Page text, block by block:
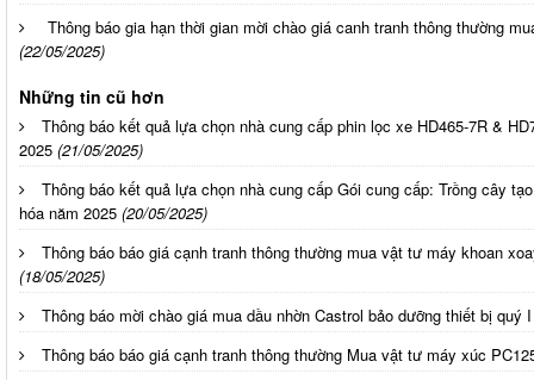
Thông báo gia hạn thời gian mời chào giá canh tranh thông thường
(22/05/2025)
Những tin cũ hơn
Thông báo kết quả lựa chọn nhà cung cấp phin lọc xe HD465-7R &
2025 (21/05/2025)
Thông báo kết quả lựa chọn nhà cung cấp Gói cung cấp: Trồng cây
hóa năm 2025 (20/05/2025)
Thông báo báo giá cạnh tranh thông thường mua vật tư máy khoan
(18/05/2025)
Thông báo mời chào giá mua dầu nhờn Castrol bảo dưỡng thiết bị quý
Thông báo báo giá cạnh tranh thông thường Mua vật tư máy xúc